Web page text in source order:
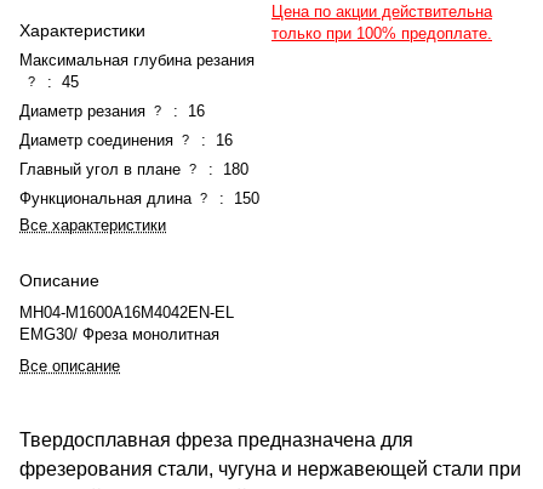
Характеристики
Максимальная глубина резания
? : 45
Диаметр резания ? :
16
Диаметр соединения ? :
16
Главный угол в плане ? :
180
Функциональная длина ? :
150
Все характеристики
Описание
MH04-M1600A16M4042EN-EL
EMG30/ Фреза монолитная
Все описание
Цена по акции действительна
только при 100% предоплате.
Твердосплавная фреза предназначена для
фрезерования стали, чугуна и нержавеющей стали при